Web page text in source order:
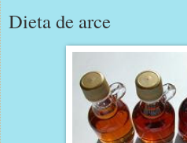
Dieta de arce